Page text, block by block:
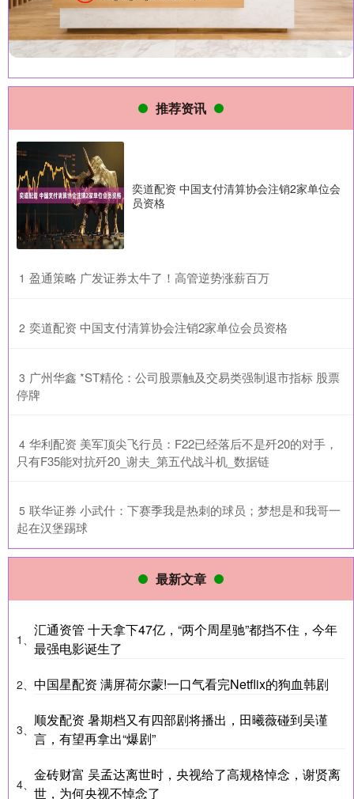
推荐资讯
奕道配资 中国支付清算协会注销2家单位会
员资格
1 ​盈通策略 广发证券太牛了！高管逆势涨薪百万
2 ​奕道配资 中国支付清算协会注销2家单位会员资格
3 ​广州华鑫 *ST精伦：公司股票触及交易类强制退市指标 股票
停牌
4 ​华利配资 美军顶尖飞行员：F22已经落后不是歼20的对手，
只有F35能对抗歼20_谢夫_第五代战斗机_数据链
5 ​联华证券 小武什：下赛季我是热刺的球员；梦想是和我哥一
起在汉堡踢球
最新文章
1、
汇通资管 十天拿下47亿，“两个周星驰”都挡不住，今年
最强电影诞生了
2、 中国星配资 满屏荷尔蒙!一口气看完Netflix的狗血韩剧
3、
顺发配资 暑期档又有四部剧将播出，田曦薇碰到吴谨
言，有望再拿出“爆剧”
4、
金砖财富 吴孟达离世时，央视给了高规格悼念，谢贤离
世，为何央视不悼念了